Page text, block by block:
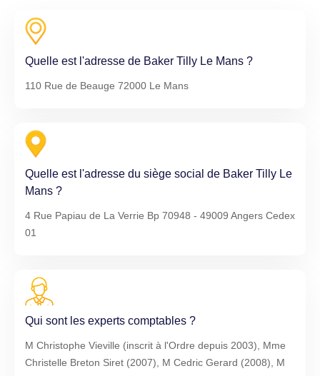
Quelle est l'adresse de Baker Tilly Le Mans ?
110 Rue de Beauge 72000 Le Mans
Quelle est l'adresse du siège social de Baker Tilly Le
Mans ?
4 Rue Papiau de La Verrie Bp 70948 - 49009 Angers Cedex
01
Qui sont les experts comptables ?
M Christophe Vieville (inscrit à l'Ordre depuis 2003), Mme
Christelle Breton Siret (2007), M Cedric Gerard (2008), M